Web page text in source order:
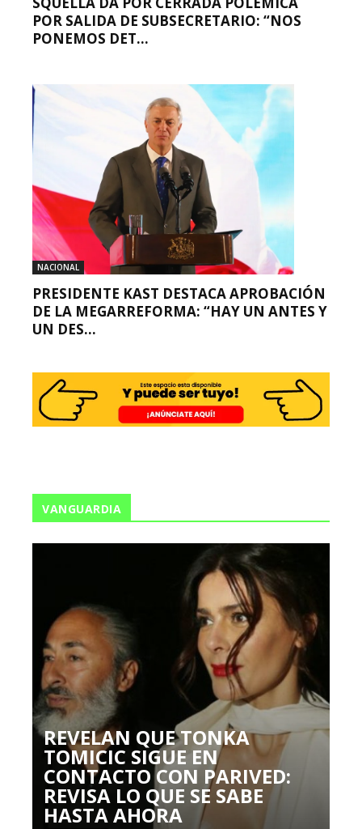
POR SALIDA DE SUBSECRETARIO: “NOS
PONEMOS DET...
NACIONAL
PRESIDENTE KAST DESTACA APROBACIÓN
DE LA MEGARREFORMA: “HAY UN ANTES Y
UN DES...
VANGUARDIA
REVELAN QUE TONKA
TOMICIC SIGUE EN
CONTACTO CON PARIVED:
REVISA LO QUE SE SABE
HASTA AHORA